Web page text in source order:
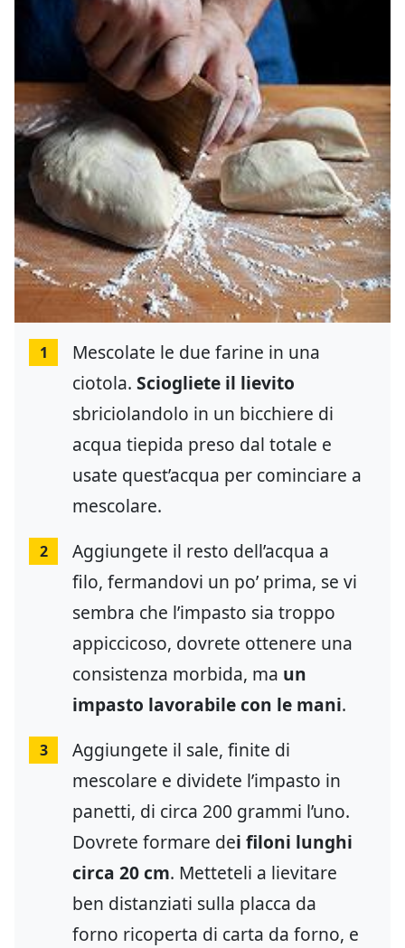
1
Mescolate le due farine in una
ciotola. Sciogliete il lievito
sbriciolandolo in un bicchiere di
acqua tiepida preso dal totale e
usate quest’acqua per cominciare a
mescolare.
2
Aggiungete il resto dell’acqua a
filo, fermandovi un po’ prima, se vi
sembra che l’impasto sia troppo
appiccicoso, dovrete ottenere una
consistenza morbida, ma un
impasto lavorabile con le mani.
3
Aggiungete il sale, finite di
mescolare e dividete l’impasto in
panetti, di circa 200 grammi l’uno.
Dovrete formare dei filoni lunghi
circa 20 cm. Metteteli a lievitare
ben distanziati sulla placca da
forno ricoperta di carta da forno, e